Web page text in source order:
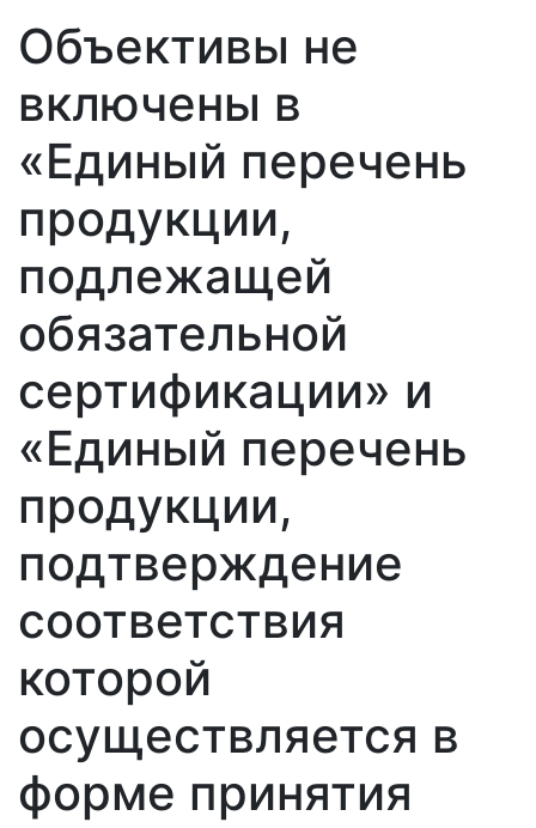
Объективы не
включены в
«Единый перечень
продукции,
подлежащей
обязательной
сертификации» и
«Единый перечень
продукции,
подтверждение
соответствия
которой
осуществляется в
форме принятия